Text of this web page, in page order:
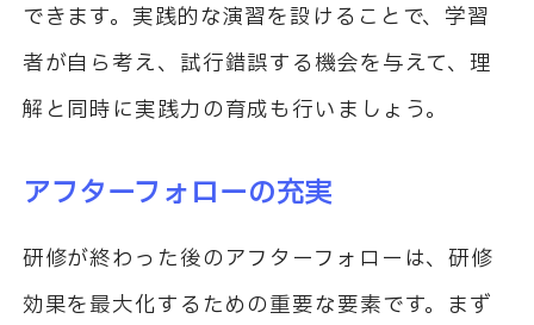
できます。実践的な演習を設けることで、学習
者が自ら考え、試行錯誤する機会を与えて、理
解と同時に実践力の育成も行いましょう。
アフターフォローの充実
研修が終わった後のアフターフォローは、研修
効果を最大化するための重要な要素です。まず